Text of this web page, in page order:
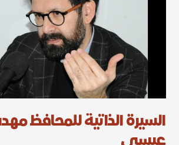
السيرة الذاتية للمحافظ
عيسى